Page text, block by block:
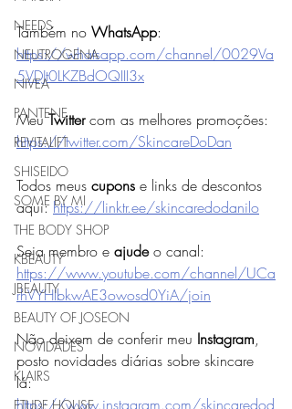
NEEDS
NEUTROGENA
NIVEA
PANTENE
REVITALIFT
SHISEIDO
SOME BY MI
THE BODY SHOP
KBEAUTY
JBEAUTY
BEAUTY OF JOSEON
NOVIDADES
KLAIRS
ETUDE HOUSE
Também no WhatsApp:
https://whatsapp.com/channel/0029Va
5VDJt0LKZBdOQIII3x
Meu Twitter com as melhores promoções:
https://twitter.com/SkincareDoDan
Todos meus cupons e links de descontos
aqui: https://linktr.ee/skincaredodanilo
Seja membro e ajude o canal:
https://www.youtube.com/channel/UCa
rhVYHIbkwAE3owosd0YiA/join
Não deixem de conferir meu Instagram,
posto novidades diárias sobre skincare
lá:
https://www.instagram.com/skincaredod